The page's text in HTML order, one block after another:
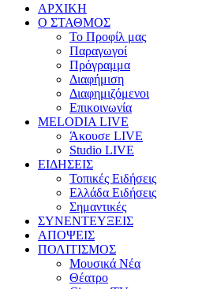
ΑΡΧΙΚΗ
Ο ΣΤΑΘΜΟΣ
Το Προφίλ μας
Παραγωγοί
Πρόγραμμα
Διαφήμιση
Διαφημιζόμενοι
Επικοινωνία
MELODIA LIVE
Άκουσε LIVE
Studio LIVE
ΕΙΔΗΣΕΙΣ
Τοπικές Ειδήσεις
Ελλάδα Ειδήσεις
Σημαντικές
ΣΥΝΕΝΤΕΥΞΕΙΣ
ΑΠΟΨΕΙΣ
ΠΟΛΙΤΙΣΜΟΣ
Μουσικά Νέα
Θέατρο